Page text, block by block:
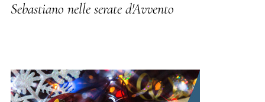
Sebastiano nelle serate d'Avvento